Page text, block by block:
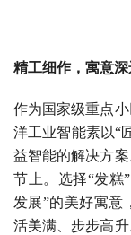
精工细作，寓意
作为国家级重点
洋工业智能素以“
益智能的解决方
节上。选择“发糕
发展”的美好寓意
活美满、步步高